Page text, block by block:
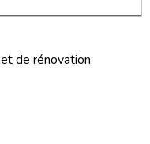
de rénovation